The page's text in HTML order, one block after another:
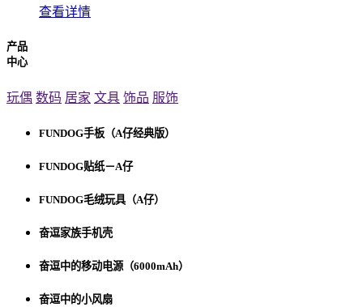
查看详情
产品
中心
玩偶 数码 居家 文具 饰品 服饰
FUNDOG手板（A仔经典版）
FUNDOG贴纸－A仔
FUNDOG毛绒玩具（A仔）
奋逗家族手机壳
奋逗中的移动电源（6000mAh）
奋逗中的小风扇